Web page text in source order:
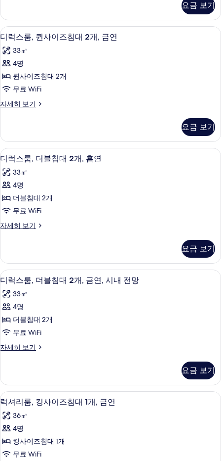
보
기
기
2
개,
금
연
사
진
모
두
더
블
침
대
2
개,
연
자
히
요금 보기
디
럭
스
룸,
퀸
이
침
대
2
개,
금
연
사
진
보
기
오리/거위털 이불, 필로우탑 침대, 객실
7
디럭스룸, 퀸사이즈침대 2개, 금연
33㎡
4명
퀸사이즈침대 2개
무료 WiFi
자세히 보기
디
퀸
사
이
즈
침
대
개,
금
자
기
요금 보기
디
럭
스
룸,
더
침
2
개,
흡
연
사
진
모
두
오리/거위털 이불, 필로우탑 침대, 객실
8
디럭스룸, 더블침대 2개, 흡연
33㎡
4명
더블침대 2개
무료 WiFi
자세히 보기
디
더
블
침
대
2
개,
연
자
히
요금 보기
디
럭
스
룸,
더
침
2
개,
금
연,
시
내
전
오리/거위털 이불, 필로우탑 침대, 객실
7
디럭스룸, 더블침대 2개, 금연, 시내 전망
33㎡
4명
더블침대 2개
무료 WiFi
자세히 보기
디
더
블
침
대
2
개,
연,
시
요금 보기
럭
셔
리
룸,
킹
오리/거위털 이불, 필로우탑 침대, 객실
6
럭셔리룸, 킹사이즈침대 1개, 금연
36㎡
4명
킹사이즈침대 1개
무료 WiFi